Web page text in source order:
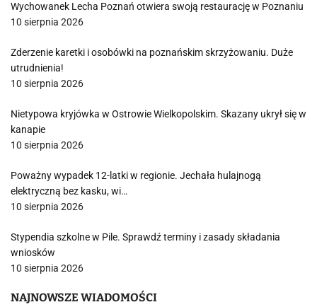
Wychowanek Lecha Poznań otwiera swoją restaurację w Poznaniu
10 sierpnia 2026
Zderzenie karetki i osobówki na poznańskim skrzyżowaniu. Duże
utrudnienia!
10 sierpnia 2026
Nietypowa kryjówka w Ostrowie Wielkopolskim. Skazany ukrył się w
kanapie
10 sierpnia 2026
Poważny wypadek 12-latki w regionie. Jechała hulajnogą
elektryczną bez kasku, wi…
10 sierpnia 2026
Stypendia szkolne w Pile. Sprawdź terminy i zasady składania
wniosków
10 sierpnia 2026
NAJNOWSZE WIADOMOŚCI